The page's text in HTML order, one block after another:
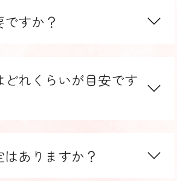
すか？
どれくらいが目安です
ありますか？